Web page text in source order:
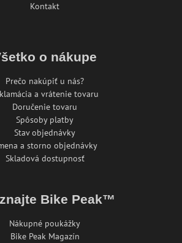
Kontakt
o nákupe
Prečo nakúpiť u nás?
a vrátenie tovaru
Doručenie tovaru
Spôsoby platby
Stav objednávky
a storno objednávky
Skladová dostupnosť
Bike Peak™
Nákupné poukážky
Bike Peak Magazín